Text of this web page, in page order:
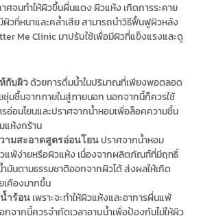
ศจนทำให้ผิวขึ้นผื่นแดง ผิวแห้ง เกิดการระคาย
ผิวที่หนาและคล้ำเสีย สามารถนำวิธีฟื้นฟูผิวหลัง
Me Clinic มาปรับใช้เพื่อมีผิวที่แข็งแรงและดู
กับผิวด้วยการดื่มน้ำในปริมาณที่เพียงพอตลอด
ชุ่มชื้นจากภายในสู่ภายนอก นอกจากนี้ก็ควรใช้
รอ่อนโยนและปราศจากน้ำหอมเพื่อล็อคความชื้น
แห้งกร้าน
มสะอาดสูตรอ่อนโยน ปราศจากน้ำหอม
วแพ้ง่ายหรือผิวแห้ง เนื่องจากผลิตภัณฑ์ที่มีฤทธิ์
มันตามธรรมชาติออกจากผิวได้ ส่งผลให้เกิด
เคืองมากขึ้น
ำร้อน เพราะจะทำให้ผิวแห้งและอาการผื่นแพ้
จากนี้ควรจำกัดเวลาอาบน้ำเพื่อป้องกันไม่ให้ผิว